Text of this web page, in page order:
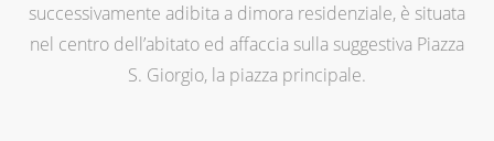
successivamente adibita a dimora residenziale, è situata
nel centro dell’abitato ed affaccia sulla suggestiva Piazza
S. Giorgio, la piazza principale.